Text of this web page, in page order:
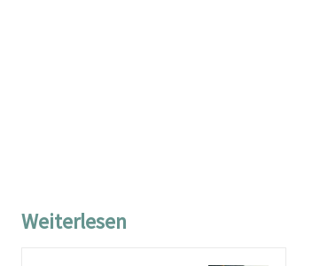
Weiterlesen